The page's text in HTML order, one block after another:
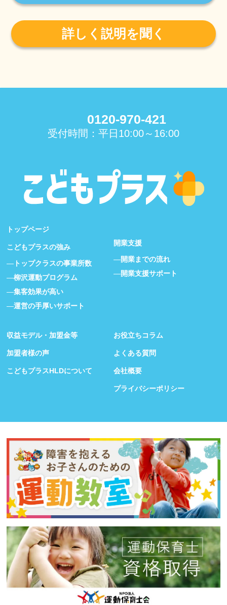
詳しく説明を聞く
0120-970-421
受付時間：平日10:00～16:00
トップページ
こどもプラスの強み
トップクラスの事業所数
柳沢運動プログラム
集客効果が高い
運営の手厚いサポート
開業支援
開業までの流れ
開業支援サポート
収益モデル・加盟金等
加盟者様の声
こどもプラスHLDについて
お役立ちコラム
よくある質問
会社概要
プライバシーポリシー